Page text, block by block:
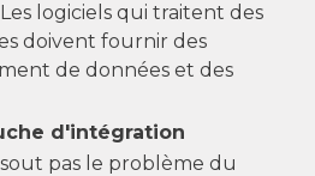
logiciels qui traitent des
doivent fournir des
de données et des
d'intégration
pas le problème du